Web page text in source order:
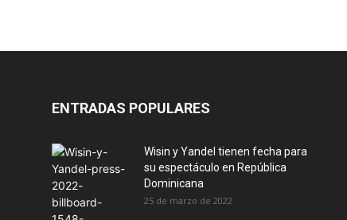
ENTRADAS POPULARES
Wisin y Yandel tienen fecha para
su espectáculo en República
Dominicana
25 de marzo de 2022